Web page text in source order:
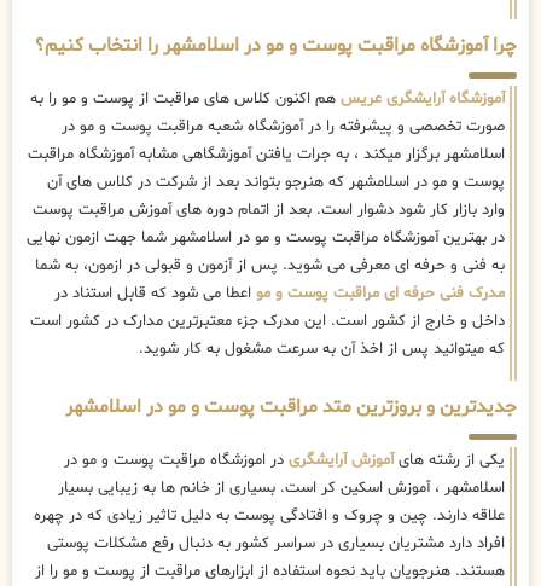
چرا آموزشگاه مراقبت پوست و مو در اسلامشهر را انتخاب کنیم؟
آموزشگاه آرایشگری عریس هم اکنون کلاس های مراقبت از پوست و مو را به
صورت تخصصی و پیشرفته را در آموزشگاه شعبه مراقبت پوست و مو در
اسلامشهر برگزار میکند ، به جرات یافتن آموزشگاهی مشابه آموزشگاه مراقبت
پوست و مو در اسلامشهر که هنرجو بتواند بعد از شرکت در کلاس های آن
وارد بازار کار شود دشوار است. بعد از اتمام دوره های آموزش مراقبت پوست
در بهترین آموزشگاه مراقبت پوست و مو در اسلامشهر شما جهت ازمون نهایی
به فنی و حرفه ای معرفی می شوید. پس از آزمون و قبولی در ازمون، به شما
مدرک فنی حرفه ای مراقبت پوست و مو اعطا می شود که قابل استناد در
داخل و خارج از کشور است. این مدرک جزء معتبرترین مدارک در کشور است
که میتوانید پس از اخذ آن به سرعت مشغول به کار شوید.
جدیدترین و بروزترین متد مراقبت پوست و مو در اسلامشهر
یکی از رشته هایآموزش آرایشگری در اموزشگاه مراقبت پوست و مو در
اسلامشهر ، آموزش اسکین کر است. بسیاری از خانم ها به زیبایی بسیار
علاقه دارند. چین و چروک و افتادگی پوست به دلیل تاثیر زیادی که در چهره
افراد دارد مشتریان بسیاری در سراسر کشور به دنبال رفع مشکلات پوستی
هستند. هنرجویان باید نحوه استفاده از ابزارهای مراقبت از پوست و مو را از